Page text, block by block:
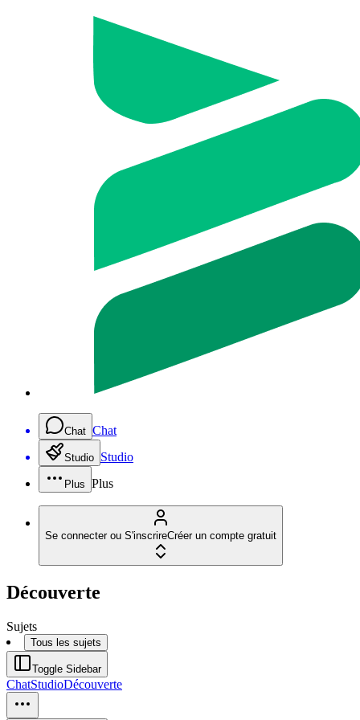
Chat Chat
Studio Studio
Plus Plus
Se connecter ou S'inscrireCréer un compte gratuit
Découverte
Sujets
Tous les sujets
Toggle Sidebar
ChatStudioDécouverte